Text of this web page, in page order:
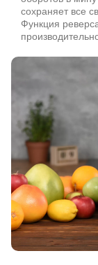
сохраняет все
Функция